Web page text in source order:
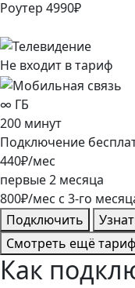
Роутер 4990₽
Не входит в тариф
∞ ГБ
200 минут
Подключение
440₽/мес
первые2 месяца
800₽/мес c 3-го
Подключить
Смотреть ещё
Как